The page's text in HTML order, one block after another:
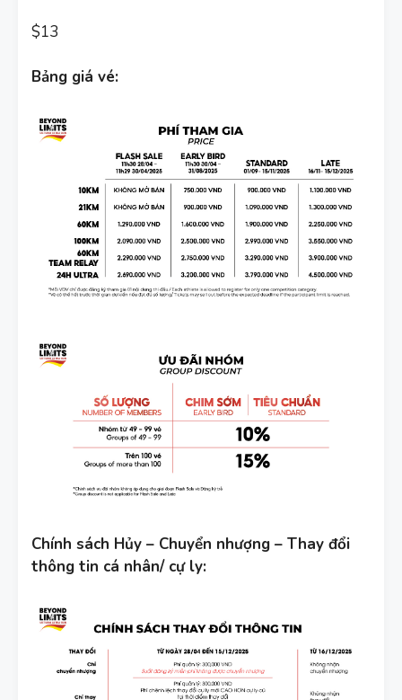
$13
Bảng giá vé:
Chính sách Hủy – Chuyển nhượng – Thay đổi
thông tin cá nhân/ cự ly: